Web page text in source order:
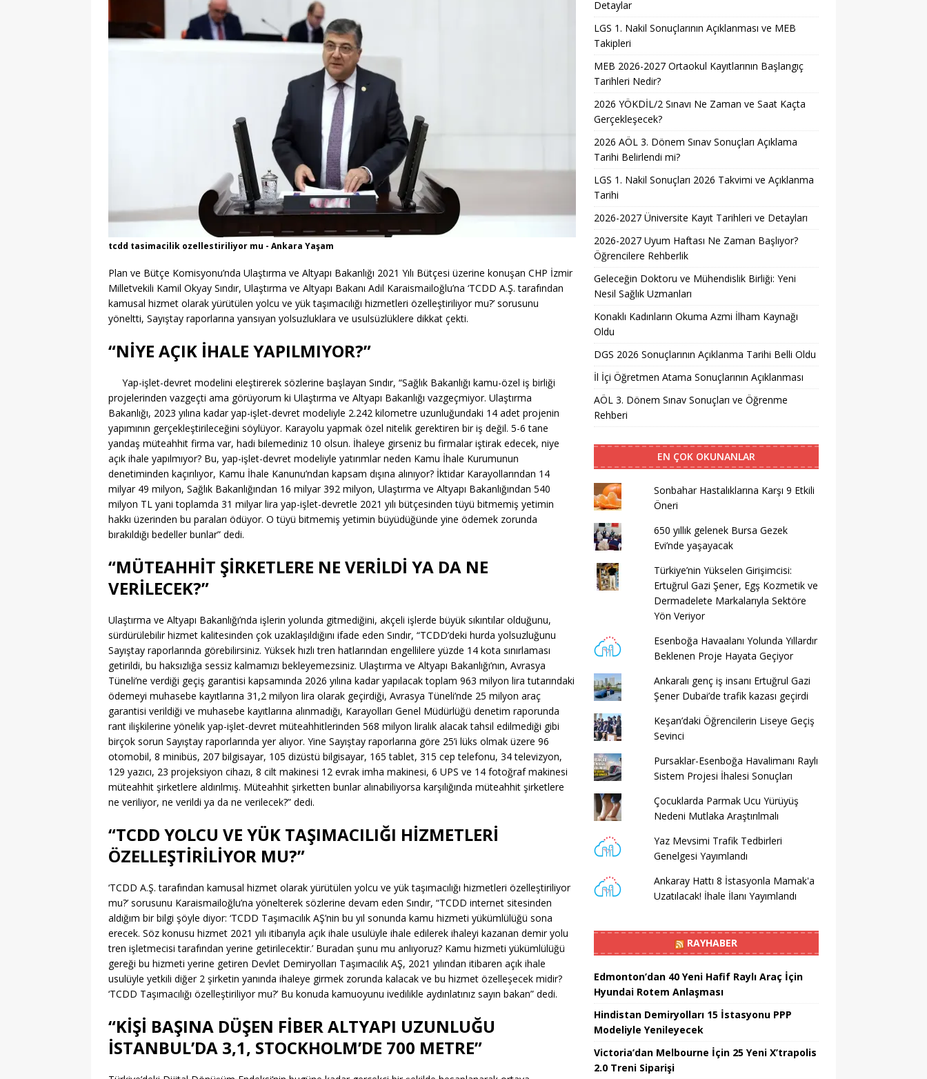
EĞITIM
[ 07/08/2026 ] LGS 1. Nakil Sonuçları 2026 Takvimi ve Açıklanma Tarihi
2026-2027 Üniversite Kayıt Tarihleri ve Detayları
2026-2027 Uyum Haftası Ne Zaman Başlıyor? Öğrencilere Rehberlik
[ 06/08/2026 ]
Geleceğin Doktoru ve Mühendislik Birliği: Yeni Nesil Sağlık Uzmanları
EĞITIM
[ 06/08/2026 ] Konaklı Kadınların Okuma Azmi İlham Kaynağı Oldu
[ 06/08/2026 ] DGS 2026 Sonuçlarının Açıklanma Tarihi Belli Oldu
[ 06/08/2026 ] İl İçi Öğretmen Atama Sonuçlarının Açıklanması
EĞITIM
[ 06/08/2026 ] AÖL 3. Dönem Sınav Sonuçları ve Öğrenme Rehberi
MANŞET
tcdd tasimacilik ozellestiriliyor mu - Ankara Yaşam
Plan ve Bütçe Komisyonu’nda Ulaştırma ve Altyapı Bakanlığı 2021 Yılı Bütçesi üzerine konuşan CHP İzmir
Milletvekili Kamil Okyay Sındır, Ulaştırma ve Altyapı Bakanı Adil Karaismailoğlu’na ‘TCDD A.Ş. tarafından
kamusal hizmet olarak yürütülen yolcu ve yük taşımacılığı hizmetleri özelleştiriliyor mu?’ sorusunu
yöneltti, Sayıştay raporlarına yansıyan yolsuzluklara ve usulsüzlüklere dikkat çekti.
“NİYE AÇIK İHALE YAPILMIYOR?”
Yap-işlet-devret modelini eleştirerek sözlerine başlayan Sındır, “Sağlık Bakanlığı kamu-özel iş birliği
projelerinden vazgeçti ama görüyorum ki Ulaştırma ve Altyapı Bakanlığı vazgeçmiyor. Ulaştırma
Bakanlığı, 2023 yılına kadar yap-işlet-devret modeliyle 2.242 kilometre uzunluğundaki 14 adet projenin
yapımının gerçekleştirileceğini söylüyor. Karayolu yapmak özel nitelik gerektiren bir iş değil. 5-6 tane
yandaş müteahhit firma var, hadi bilemediniz 10 olsun. İhaleye girseniz bu firmalar iştirak edecek, niye
açık ihale yapılmıyor? Bu, yap-işlet-devret modeliyle yatırımlar neden Kamu İhale Kurumunun
denetiminden kaçırılıyor, Kamu İhale Kanunu’ndan kapsam dışına alınıyor? İktidar Karayollarından 14
milyar 49 milyon, Sağlık Bakanlığından 16 milyar 392 milyon, Ulaştırma ve Altyapı Bakanlığından 540
milyon TL yani toplamda 31 milyar lira yap-işlet-devretle 2021 yılı bütçesinden tüyü bitmemiş yetimin
hakkı üzerinden bu paraları ödüyor. O tüyü bitmemiş yetimin büyüdüğünde yine ödemek zorunda
bırakıldığı bedeller bunlar” dedi.
“MÜTEAHHİT ŞİRKETLERE NE VERİLDİ YA DA NE
VERİLECEK?”
Ulaştırma ve Altyapı Bakanlığı’nda işlerin yolunda gitmediğini, akçeli işlerde büyük sıkıntılar olduğunu,
sürdürülebilir hizmet kalitesinden çok uzaklaşıldığını ifade eden Sındır, “TCDD’deki hurda yolsuzluğunu
Sayıştay raporlarında görebilirsiniz. Yüksek hızlı tren hatlarından engellilere yüzde 14 kota sınırlaması
getirildi, bu haksızlığa sessiz kalmamızı bekleyemezsiniz. Ulaştırma ve Altyapı Bakanlığı’nın, Avrasya
Tüneli’ne verdiği geçiş garantisi kapsamında 2026 yılına kadar yapılacak toplam 963 milyon lira tutarındaki
ödemeyi muhasebe kayıtlarına 31,2 milyon lira olarak geçirdiği, Avrasya Tüneli’nde 25 milyon araç
garantisi verildiği ve muhasebe kayıtlarına alınmadığı, Karayolları Genel Müdürlüğü denetim raporunda
rant ilişkilerine yönelik yap-işlet-devret müteahhitlerinden 568 milyon liralık alacak tahsil edilmediği gibi
birçok sorun Sayıştay raporlarında yer alıyor. Yine Sayıştay raporlarına göre 25’i lüks olmak üzere 96
otomobil, 8 minibüs, 207 bilgisayar, 105 dizüstü bilgisayar, 165 tablet, 315 cep telefonu, 34 televizyon,
129 yazıcı, 23 projeksiyon cihazı, 8 cilt makinesi 12 evrak imha makinesi, 6 UPS ve 14 fotoğraf makinesi
müteahhit şirketlere aldırılmış. Müteahhit şirketten bunlar alınabiliyorsa karşılığında müteahhit şirketlere
ne veriliyor, ne verildi ya da ne verilecek?” dedi.
“TCDD YOLCU VE YÜK TAŞIMACILIĞI HİZMETLERİ
ÖZELLEŞTİRİLİYOR MU?”
‘TCDD A.Ş. tarafından kamusal hizmet olarak yürütülen yolcu ve yük taşımacılığı hizmetleri özelleştiriliyor
mu?’ sorusunu Karaismailoğlu’na yönelterek sözlerine devam eden Sındır, “TCDD internet sitesinden
aldığım bir bilgi şöyle diyor: ‘TCDD Taşımacılık AŞ’nin bu yıl sonunda kamu hizmeti yükümlülüğü sona
erecek. Söz konusu hizmet 2021 yılı itibarıyla açık ihale usulüyle ihale edilerek ihaleyi kazanan demir yolu
tren işletmecisi tarafından yerine getirilecektir.’ Buradan şunu mu anlıyoruz? Kamu hizmeti yükümlülüğü
gereği bu hizmeti yerine getiren Devlet Demiryolları Taşımacılık AŞ, 2021 yılından itibaren açık ihale
usulüyle yetkili diğer 2 şirketin yanında ihaleye girmek zorunda kalacak ve bu hizmet özelleşecek midir?
‘TCDD Taşımacılığı özelleştiriliyor mu?’ Bu konuda kamuoyunu ivedilikle aydınlatınız sayın bakan” dedi.
“KİŞİ BAŞINA DÜŞEN FİBER ALTYAPI UZUNLUĞU
İSTANBUL’DA 3,1, STOCKHOLM’DE 700 METRE”
Detaylar
LGS 1. Nakil Sonuçlarının Açıklanması ve MEB
Takipleri
MEB 2026-2027 Ortaokul Kayıtlarının Başlangıç
Tarihleri Nedir?
2026 YÖKDİL/2 Sınavı Ne Zaman ve Saat Kaçta
Gerçekleşecek?
2026 AÖL 3. Dönem Sınav Sonuçları Açıklama
Tarihi Belirlendi mi?
LGS 1. Nakil Sonuçları 2026 Takvimi ve Açıklanma
Tarihi
2026-2027 Üniversite Kayıt Tarihleri ve Detayları
2026-2027 Uyum Haftası Ne Zaman Başlıyor?
Öğrencilere Rehberlik
Geleceğin Doktoru ve Mühendislik Birliği: Yeni
Nesil Sağlık Uzmanları
Konaklı Kadınların Okuma Azmi İlham Kaynağı
Oldu
DGS 2026 Sonuçlarının Açıklanma Tarihi Belli Oldu
İl İçi Öğretmen Atama Sonuçlarının Açıklanması
AÖL 3. Dönem Sınav Sonuçları ve Öğrenme
Rehberi
EN ÇOK OKUNANLAR
Sonbahar Hastalıklarına Karşı 9 Etkili
Öneri
650 yıllık gelenek Bursa Gezek
Evi’nde yaşayacak
Türkiye’nin Yükselen Girişimcisi:
Ertuğrul Gazi Şener, Egş Kozmetik ve
Dermadelete Markalarıyla Sektöre
Yön Veriyor
Esenboğa Havaalanı Yolunda Yıllardır
Beklenen Proje Hayata Geçiyor
Ankaralı genç iş insanı Ertuğrul Gazi
Şener Dubai’de trafik kazası geçirdi
Keşan’daki Öğrencilerin Liseye Geçiş
Sevinci
Pursaklar-Esenboğa Havalimanı Raylı
Sistem Projesi İhalesi Sonuçları
Çocuklarda Parmak Ucu Yürüyüş
Nedeni Mutlaka Araştırılmalı
Yaz Mevsimi Trafik Tedbirleri
Genelgesi Yayımlandı
Ankaray Hattı 8 İstasyonla Mamak'a
Uzatılacak! İhale İlanı Yayımlandı
RAYHABER
Edmonton’dan 40 Yeni Hafif Raylı Araç İçin
Hyundai Rotem Anlaşması
Hindistan Demiryolları 15 İstasyonu PPP
Modeliyle Yenileyecek
Victoria’dan Melbourne İçin 25 Yeni X’trapolis
2.0 Treni Siparişi